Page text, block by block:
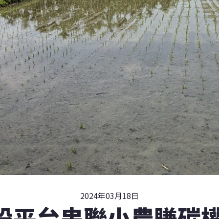
2024年03月18日